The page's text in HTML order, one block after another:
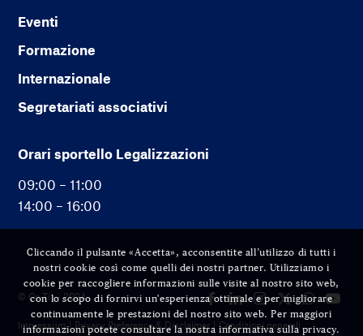
Eventi
Formazione
Internazionale
Segretariati associativi
Orari sportello Legalizzazioni
09:00 – 11:00
14:00 – 16:00
© Cc-Ti — 2024
Impressum Privacy Preference & Disclaimer Condizioni generali
Cliccando il pulsante «Accetta», acconsentite all’utilizzo di tutti i
nostri cookie così come quelli dei nostri partner. Utilizziamo i
cookie per raccogliere informazioni sulle visite al nostro sito web,
con lo scopo di fornirvi un'esperienza ottimale e per migliorare
continuamente le prestazioni del nostro sito web. Per maggiori
informazioni potete consultare la nostra informativa sulla privacy.